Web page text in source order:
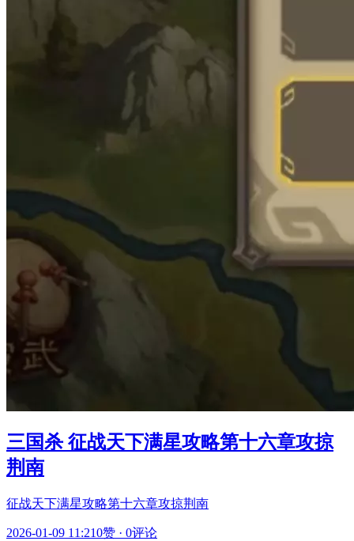
三国杀 征战天下满星攻略第十六章攻掠
荆南
征战天下满星攻略第十六章攻掠荆南
2026-01-09 11:210赞 · 0评论